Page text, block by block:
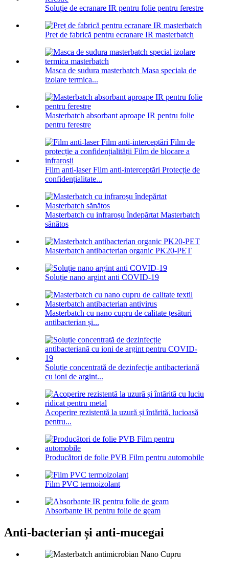
Soluție de ecranare IR pentru folie pentru ferestre
Preț de fabrică pentru ecranare IR masterbatch
Masca de sudura masterbatch Masa speciala de
izolare termica...
Masterbatch absorbant aproape IR pentru folie
pentru ferestre
Film anti-laser Film anti-interceptări Protecție de
confidențialitate...
Masterbatch cu infraroșu îndepărtat Masterbatch
sănătos
Masterbatch antibacterian organic PK20-PET
Soluție nano argint anti COVID-19
Masterbatch cu nano cupru de calitate țesături
antibacterian și...
Soluție concentrată de dezinfecție antibacteriană
cu ioni de argint...
Acoperire rezistentă la uzură și întărită, lucioasă
pentru...
Producători de folie PVB Film pentru automobile
Film PVC termoizolant
Absorbante IR pentru folie de geam
Anti-bacterian și anti-mucegai